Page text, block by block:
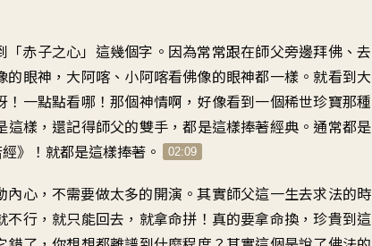
「赤子之心」這幾個字 。 因為常常跟在師父旁邊拜佛、去
的眼神 ， 大阿喀、小阿喀看佛像的眼神都一樣 。就看到大
！一點點看哪 ！那個神情啊 ， 好像看到一個稀世珍寶那種
這樣，還記得師父的雙手 ，都是這樣捧著經典 。 通常都是
》！ 就都是這樣捧著 。 02:09
內心， 不需要做太多的開演 。其實師父這一生去求法的時
不行，就只能回去 ， 就拿命拼！真的要拿命換 ，珍貴到這